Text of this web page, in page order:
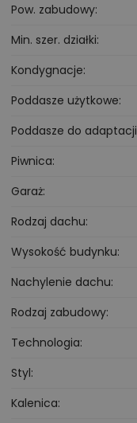
Pow. zabudowy
Min. szer. działki
Kondygnacje
Poddasze użytkowe
Poddasze do adaptacji
Piwnica
Garaż
Rodzaj dachu
Wysokość budynku
Nachylenie dachu
Rodzaj zabudowy
Technologia
Styl
Kalenica